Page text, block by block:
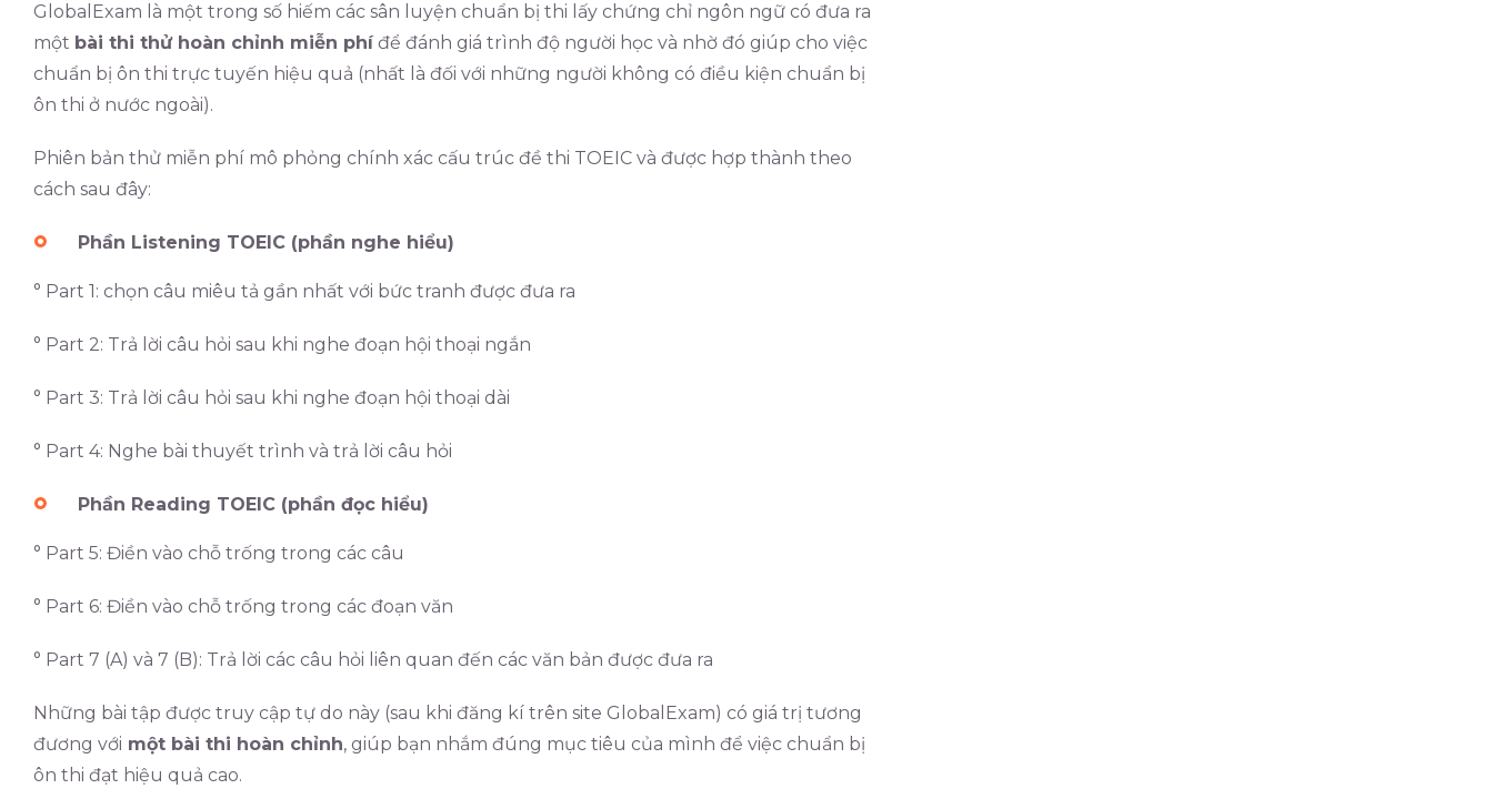
GlobalExam là một trong số hiếm các sân luyện chuẩn bị thi lấy chứng chỉ ngôn ngữ có đưa ra
một bài thi thử hoàn chỉnh miễn phíđể đánh giá trình độ người học và nhờ đó giúp cho việc
chuẩn bị ôn thi trực tuyến hiệu quả (nhất là đối với những người không có điều kiện chuẩn bị
ôn thi ở nước ngoài).
Phiên bản thử miễn phí mô phỏng chính xác cấu trúc đề thi TOEIC và được hợp thành theo
cách sau đây:
Phần Listening TOEIC (phần nghe hiểu)
° Part 1: chọn câu miêu tả gần nhất với bức tranh được đưa ra
° Part 2: Trả lời câu hỏi sau khi nghe đoạn hội thoại ngắn
° Part 3: Trả lời câu hỏi sau khi nghe đoạn hội thoại dài
° Part 4: Nghe bài thuyết trình và trả lời câu hỏi
Phần Reading TOEIC (phần đọc hiểu)
° Part 5: Điền vào chỗ trống trong các câu
° Part 6: Điền vào chỗ trống trong các đoạn văn
° Part 7 (A) và 7 (B): Trả lời các câu hỏi liên quan đến các văn bản được đưa ra
Những bài tập được truy cập tự do này (sau khi đăng kí trên site GlobalExam) có giá trị tương
đương với một bài thi hoàn chỉnh, giúp bạn nhắm đúng mục tiêu của mình để việc chuẩn bị
ôn thi đạt hiệu quả cao.